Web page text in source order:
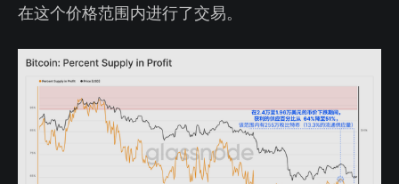
在这个价格范围内进行了交易。